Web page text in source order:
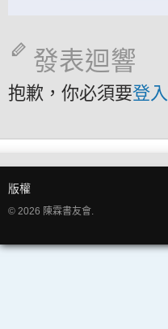
發表迴響
抱歉，你必須要登入
版權
© 2026 陳霖書友會.